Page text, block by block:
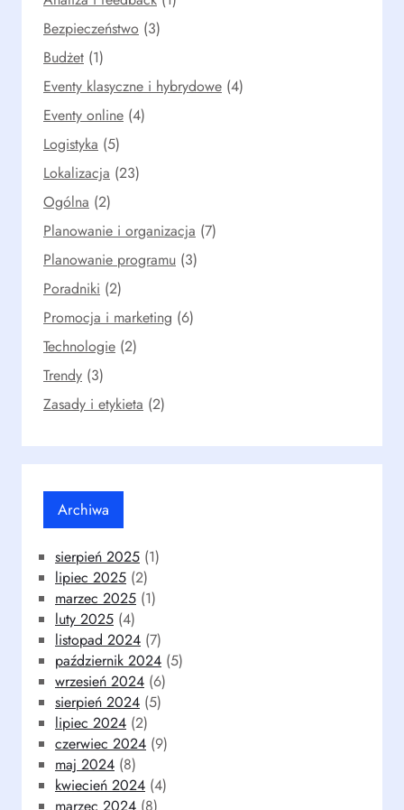
Bezpieczeństwo (3)
Budżet (1)
Eventy klasyczne i hybrydowe (4)
Eventy online (4)
Logistyka (5)
Lokalizacja (23)
Ogólna (2)
Planowanie i organizacja (7)
Planowanie programu (3)
Poradniki (2)
Promocja i marketing (6)
Technologie (2)
Trendy (3)
Zasady i etykieta (2)
Archiwa
sierpień 2025 (1)
lipiec 2025 (2)
marzec 2025 (1)
luty 2025 (4)
listopad 2024 (7)
październik 2024 (5)
wrzesień 2024 (6)
sierpień 2024 (5)
lipiec 2024 (2)
czerwiec 2024 (9)
maj 2024 (8)
kwiecień 2024 (4)
marzec 2024 (8)